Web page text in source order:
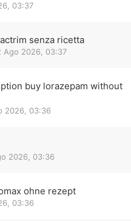
03:37
senza ricetta
Ago 2026, 03:37
buy lorazepam without
2026, 03:36
2026, 03:36
ohne rezept
03:36